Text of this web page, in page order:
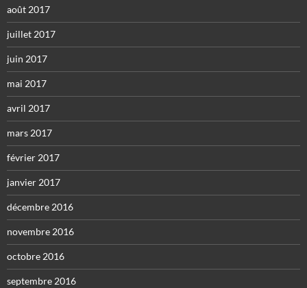
août 2017
juillet 2017
juin 2017
mai 2017
avril 2017
mars 2017
février 2017
janvier 2017
décembre 2016
novembre 2016
octobre 2016
septembre 2016